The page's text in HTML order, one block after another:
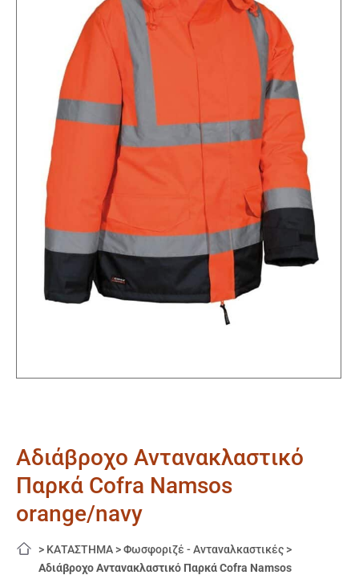
Αδιάβροχο Αντανακλαστικό
Παρκά Cofra Namsos
orange/navy
> ΚΑΤΑΣΤΗΜΑ >Φωσφοριζέ - Ανταναλκαστικές >
Αδιάβροχο Αντανακλαστικό Παρκά Cofra Namsos